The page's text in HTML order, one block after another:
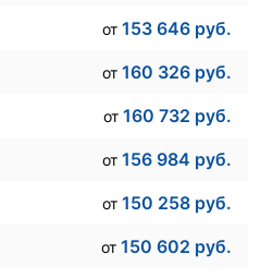
от 153 646 руб.
от 160 326 руб.
от 160 732 руб.
от 156 984 руб.
от 150 258 руб.
от 150 602 руб.